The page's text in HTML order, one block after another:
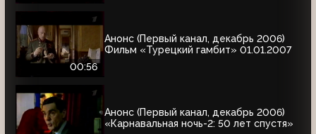
00:56
Анонс (Первый канал, декабрь 2006)
Фильм «Турецкий гамбит» 01.01.2007
Анонс (Первый канал, декабрь 2006)
«Карнавальная ночь-2: 50 лет спустя»